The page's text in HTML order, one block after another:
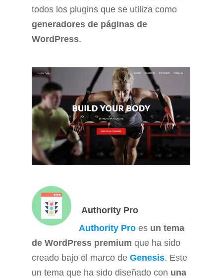
todos los plugins que se utiliza como
generadores de páginas de
WordPress.
Authority Pro
Authority Pro es un tema
de WordPress premium que ha sido
creado bajo el marco de Genesis. Este
un tema que ha sido diseñado con una